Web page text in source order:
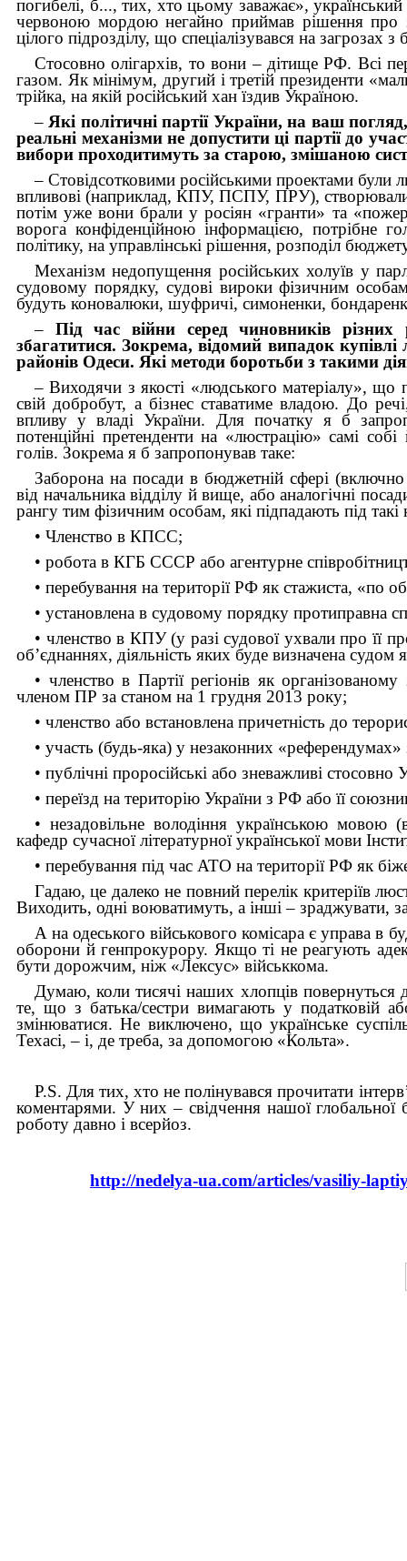
погибелі, б..., тих, хто цьому заважає»,
червоною мордою негайно приймав рішення про
цілого підрозділу, що спеціалізувався на загрозах
Стосовно олігархів, то вони – дітище РФ. Всі
газом. Як мінімум, другий і третій президенти
трійка, на якій російський хан їздив Україною.
– Які політичні партії України, на ваш
реальні механізми не допустити ці партії до
вибори проходитимуть за старою, змішаною
– Стовідсотковими російськими проектами були
впливові (наприклад, КПУ, ПСПУ, ПРУ),
потім уже вони брали у росіян «гранти» та
ворога конфіденційною інформацією, потрібне
політику, на управлінські рішення, розподіл
Механізм недопущення російських холуїв у
судовому порядку, судові вироки фізичним
будуть коновалюки, шуфричі, симоненки,
–
Під час війни серед чиновників
збагатитися. Зокрема, відомий випадок
районів Одеси. Які методи боротьби з такими
– Виходячи з якості «людського матеріалу»,
свій добробут, а бізнес ставатиме владою. До
впливу у владі України. Для початку я б
потенційні претенденти на «люстрацію» самі
голів. Зокрема я б запропонував таке:
Заборона на посади в бюджетній сфері
від начальника відділу й вище, або аналогічні
рангу тим фізичним особам, які підпадають під такі
• Членство в КПСС;
• робота в КГБ СССР або агентурне
• перебування на території РФ як стажиста, «по
• установлена в судовому порядку протиправна
• членство в КПУ (у разі судової ухвали про її
об’єднаннях, діяльність яких буде визначена судом
• членство в Партії регіонів як
членом ПР за станом на 1 грудня 2013 року;
• членство або встановлена причетність до
• участь (будь-яка) у незаконних
• публічні проросійські або зневажливі
• переїзд на територію України з РФ або її
• незадовільне володіння українською мовою
кафедр сучасної літературної української мови
• перебування під час АТО на території РФ як
Гадаю, це далеко не повний перелік критеріїв
Виходить, одні воюватимуть, а інші – зраджувати,
А на одеського військового комісара є управа в
оборони й генпрокурору. Якщо ті не реагують
бути дорожчим, ніж «Лексус» військкома.
Думаю, коли тисячі наших хлопців повернуться
те, що з батька/сестри вимагають у податковій
змінюватися. Не виключено, що українське
Техасі, – і, де треба, за допомогою «Кольта».
P.S. Для тих, хто не полінувався прочитати
коментарями. У них – свідчення нашої
роботу давно і всерйоз.
http://nedelya-ua.com/articles/vasiliy-